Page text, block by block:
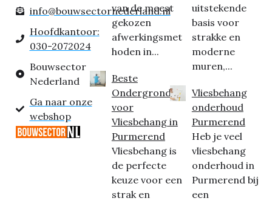
info@bouwsectornederland.nl
Hoofdkantoor:
030-2072024
Bouwsector
Nederland
Ga naar onze
webshop
van de meest
gekozen
afwerkingsmet
hoden in...
Beste
Ondergrond
voor
Vliesbehang in
Purmerend
Vliesbehang is
de perfecte
keuze voor een
strak en
uitstekende
basis voor
strakke en
moderne
muren,...
Vliesbehang
onderhoud
Purmerend
Heb je veel
vliesbehang
onderhoud in
Purmerend bij
een